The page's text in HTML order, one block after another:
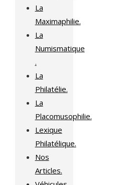
La
Maximaphilie.
La
Numismatique
.
La
Philatélie.
La
Placomusophilie.
Lexique
Philatélique.
Nos
Articles.